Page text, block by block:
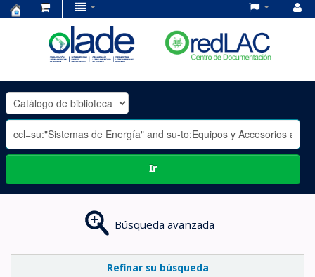
OLADE
-
Ir
Búsqueda avanzada
Refinar su búsqueda